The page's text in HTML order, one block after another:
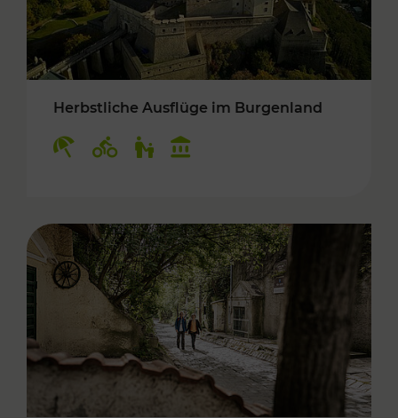
Herbstliche Ausflüge im Burgenland